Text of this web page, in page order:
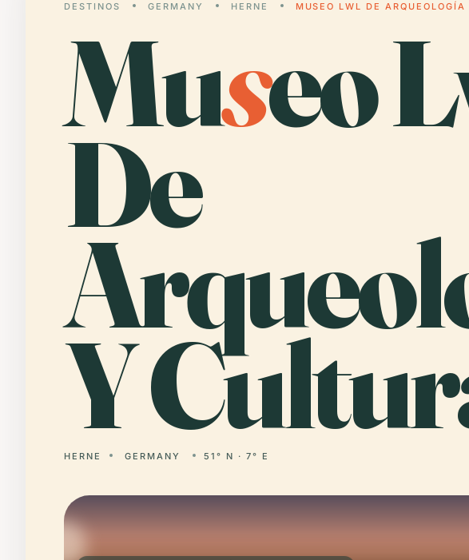
DESTINOS GERMANY HERNE MUSEO LWL DE
Museo
De
Y
HERNE GERMANY 51° N · 7° E